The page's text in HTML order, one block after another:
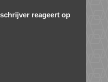
reageert op